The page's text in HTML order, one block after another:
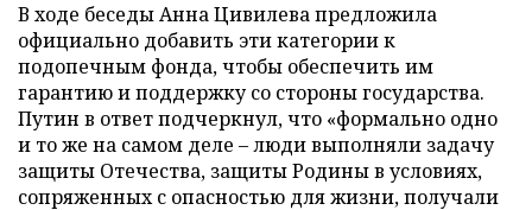
В ходе беседы Анна Цивилева предложила
официально добавить эти категории к
подопечным фонда, чтобы обеспечить им
гарантию и поддержку со стороны государства.
Путин в ответ подчеркнул, что «формально одно
и то же на самом деле – люди выполняли задачу
защиты Отечества, защиты Родины в условиях,
сопряженных с опасностью для жизни, получали